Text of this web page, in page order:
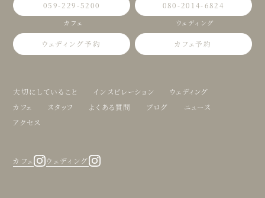
059-229-5200
カフェ
080-2014-6824
ウェディング
ウェディング予約 カフェ予約
大切にしていること インスピレーション
ウェディング
カフェ
スタッフ よくある質問 ブログ
ニュース
アクセス
カフェ ウェディング